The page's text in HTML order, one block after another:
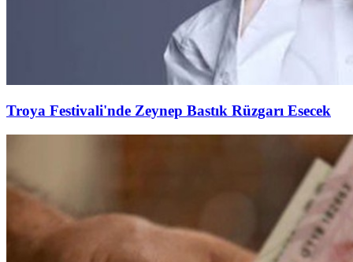
Troya Festivali'nde Zeynep Bastık Rüzgarı Esecek